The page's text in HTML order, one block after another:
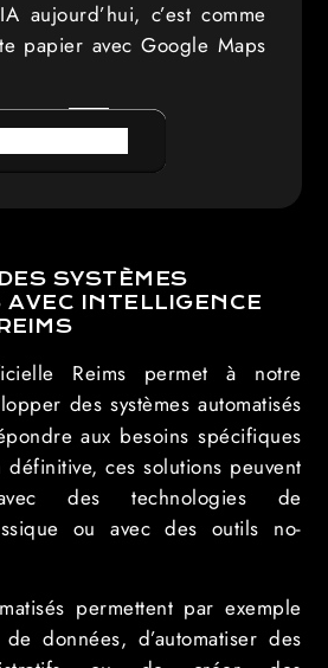
aujourd’hui, c’est comme
papier avec Google Maps
SYSTÈMES
AVEC INTELLIGENCE
Reims permet à notre
des systèmes automatisés
aux besoins spécifiques
ces solutions peuvent
des technologies de
ou avec des outils no-
permettent par exemple
données, d’automatiser des